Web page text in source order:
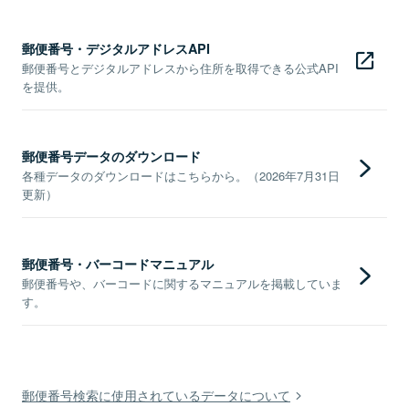
郵便番号・デジタルアドレスAPI
郵便番号とデジタルアドレスから住所を取得できる公式API
を提供。
郵便番号データのダウンロード
各種データのダウンロードはこちらから。（2026年7月31日
更新）
郵便番号・バーコードマニュアル
郵便番号や、バーコードに関するマニュアルを掲載していま
す。
郵便番号検索に使用されているデータについて